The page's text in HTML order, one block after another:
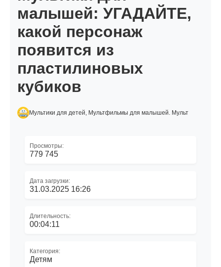
малышей: УГАДАЙТЕ,
какой персонаж
появится из
пластилиновых
кубиков
Мультики для детей, Мультфильмы для малышей. Мульт
Просмотры:
779 745
Дата загрузки:
31.03.2025 16:26
Длительность:
00:04:11
Категория:
Детям